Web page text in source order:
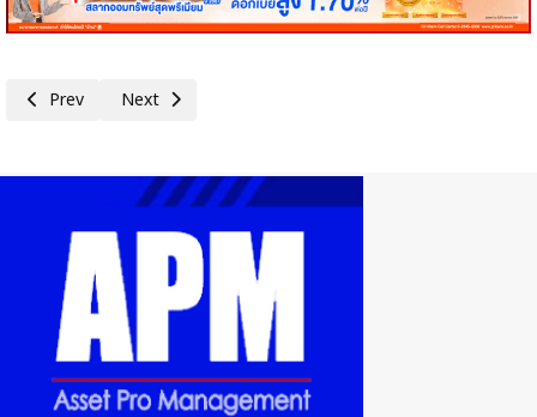
Previous article: EXIM BANK ร่วมยินดีครบรอบ 152 ปี กรมศุลกากร
Prev Next article: SME D Bank จับมือ สวส. เสริมแกร่งวิสาหกิ
Next